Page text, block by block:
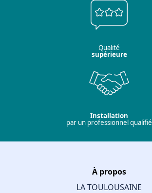
Qualité
supérieure
Installation
par un professionnel qualifié
À propos
LA TOULOUSAINE